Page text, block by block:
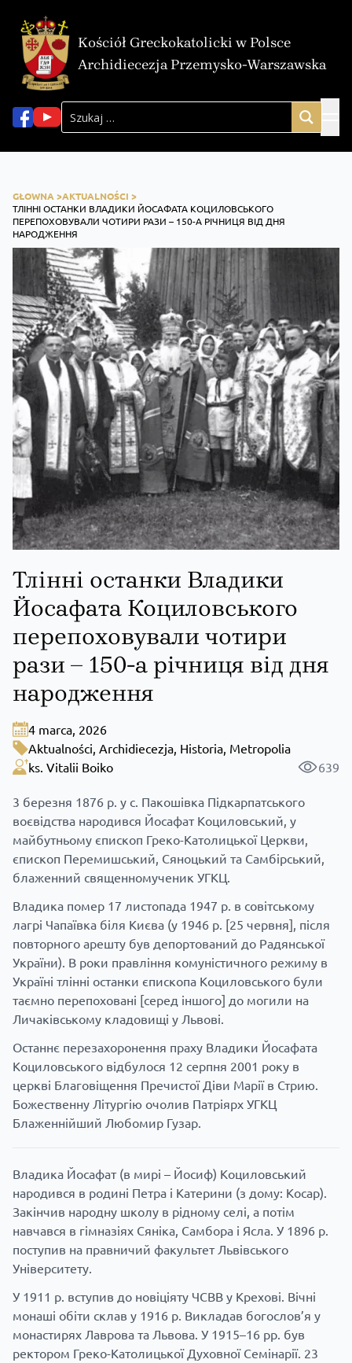
Kościół Greckokatolicki w Polsce
Archidiecezja Przemysko-Warszawska
GŁOWNA >AKTUALNOŚCI >
ТЛІННІ ОСТАНКИ ВЛАДИКИ ЙОСАФАТА КОЦИЛОВСЬКОГО
ПЕРЕПОХОВУВАЛИ ЧОТИРИ РАЗИ – 150-А РІЧНИЦЯ ВІД ДНЯ
НАРОДЖЕННЯ
Тлінні останки Владики
Йосафата Коциловського
перепоховували чотири
рази – 150-а річниця від дня
народження
4 marca, 2026
Aktualności, Archidiecezja, Historia, Metropolia
ks. Vitalii Boiko
639
3 березня 1876 р. у с. Пакошівка Підкарпатського
воєвідства народився Йосафат Коциловський, у
майбутньому єпископ Греко-Католицької Церкви,
єпископ Перемишський, Сяноцький та Самбірський,
блаженний священномученик УГКЦ.
Владика помер 17 листопада 1947 р. в совітському
лагрі Чапаївка біля Києва (у 1946 р. [25 червня], після
повторного арешту був депортований до Радянської
України). В роки правління комуністичного режиму в
Україні тлінні останки єпископа Коциловського були
таємно перепоховані [серед іншого] до могили на
Личаківському кладовищі у Львові.
Останнє перезахоронення праху Владики Йосафата
Коциловського відбулося 12 серпня 2001 року в
церкві Благовіщення Пречистої Діви Марії в Стрию.
Божественну Літургію очолив Патріярх УГКЦ
Блаженнійший Любомир Гузар.
Владика Йосафат (в мирі – Йосиф) Коциловський
народився в родині Петра і Катерини (з дому: Косар).
Закінчив народну школу в рідному селі, а потім
навчався в гімназіях Сяніка, Самбора і Ясла. У 1896 р.
поступив на правничий факультет Львівського
Університету.
У 1911 р. вступив до новіціяту ЧСВВ у Крехові. Вічні
монаші обіти склав у 1916 р. Викладав богослов’я у
монастирях Лаврова та Львова. У 1915–16 рр. був
ректором Греко-Католицької Духовної Семінарії. 23